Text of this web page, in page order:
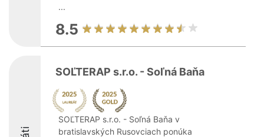
...
8.5
SOĽTERAP s.r.o. - Soľná Baňa
SOĽTERAP s.r.o. - Soľná Baňa v
bratislavských Rusovciach ponúka